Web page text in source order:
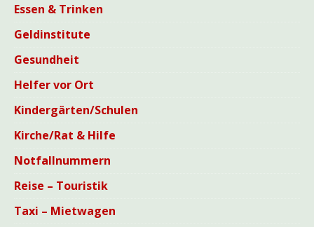
Essen & Trinken
Geldinstitute
Gesundheit
Helfer vor Ort
Kindergärten/Schulen
Kirche/Rat & Hilfe
Notfallnummern
Reise – Touristik
Taxi – Mietwagen